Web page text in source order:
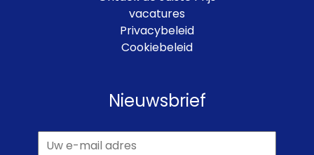
vacatures
Privacybeleid
Cookiebeleid
Nieuwsbrief